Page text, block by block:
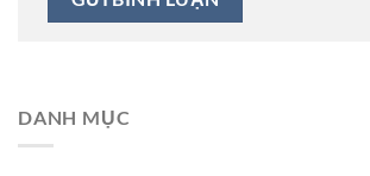
DANH MỤC